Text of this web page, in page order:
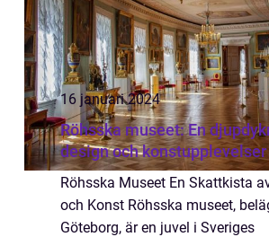
16 januari 2024
Röhsska museet: En
design och konstupplevelser
Röhsska Museet En Skattkista
och Konst Röhsska museet,
Göteborg, är en juvel i Sveriges